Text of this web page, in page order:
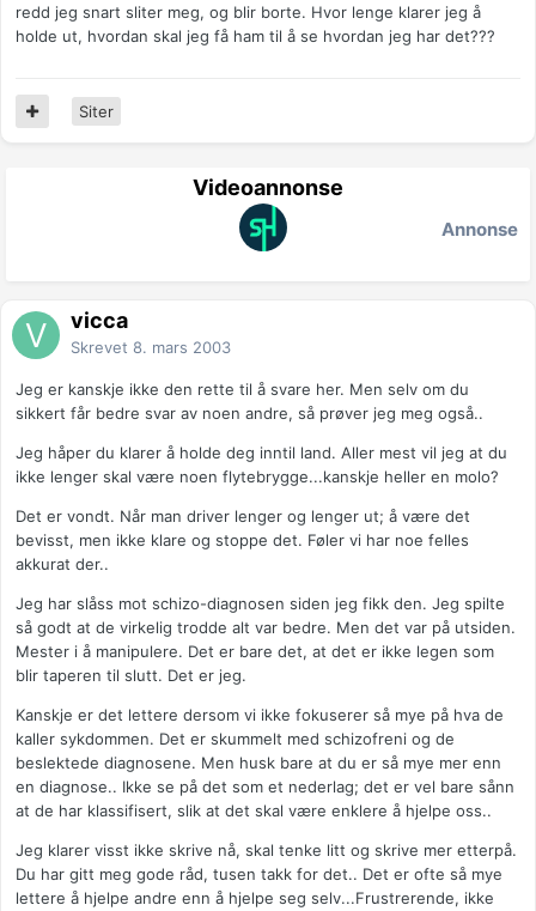
redd jeg snart sliter meg, og blir borte. Hvor lenge klarer jeg å
holde ut, hvordan skal jeg få ham til å se hvordan jeg har det???
Siter
Videoannonse
Annonse
vicca
Skrevet 8. mars 2003
Jeg er kanskje ikke den rette til å svare her. Men selv om du
sikkert får bedre svar av noen andre, så prøver jeg meg også..
Jeg håper du klarer å holde deg inntil land. Aller mest vil jeg at du
ikke lenger skal være noen flytebrygge...kanskje heller en molo?
Det er vondt. Når man driver lenger og lenger ut; å være det
bevisst, men ikke klare og stoppe det. Føler vi har noe felles
akkurat der..
Jeg har slåss mot schizo-diagnosen siden jeg fikk den. Jeg spilte
så godt at de virkelig trodde alt var bedre. Men det var på utsiden.
Mester i å manipulere. Det er bare det, at det er ikke legen som
blir taperen til slutt. Det er jeg.
Kanskje er det lettere dersom vi ikke fokuserer så mye på hva de
kaller sykdommen. Det er skummelt med schizofreni og de
beslektede diagnosene. Men husk bare at du er så mye mer enn
en diagnose.. Ikke se på det som et nederlag; det er vel bare sånn
at de har klassifisert, slik at det skal være enklere å hjelpe oss..
Jeg klarer visst ikke skrive nå, skal tenke litt og skrive mer etterpå.
Du har gitt meg gode råd, tusen takk for det.. Det er ofte så mye
lettere å hjelpe andre enn å hjelpe seg selv...Frustrerende, ikke